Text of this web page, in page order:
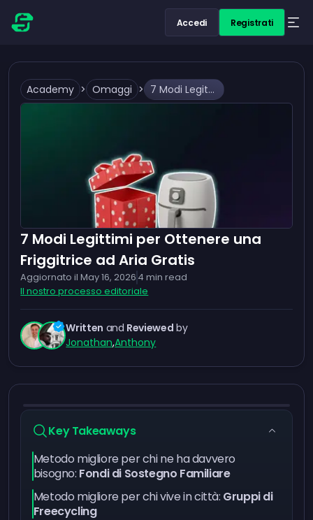
Accedi Registrati
Academy > Omaggi > 7 Modi Legittimi per Ottenere una Friggitrice ad Aria Gratis
7 Modi Legittimi per Ottenere una
Friggitrice ad Aria Gratis
Aggiornato il May 16, 2026 4 min read
Il nostro processo editoriale
Written and Reviewed by
Jonathan,Anthony
Key Takeaways
Metodo migliore per chi ne ha davvero
bisogno: Fondi di Sostegno Familiare
Metodo migliore per chi vive in città: Gruppi di
Freecycling